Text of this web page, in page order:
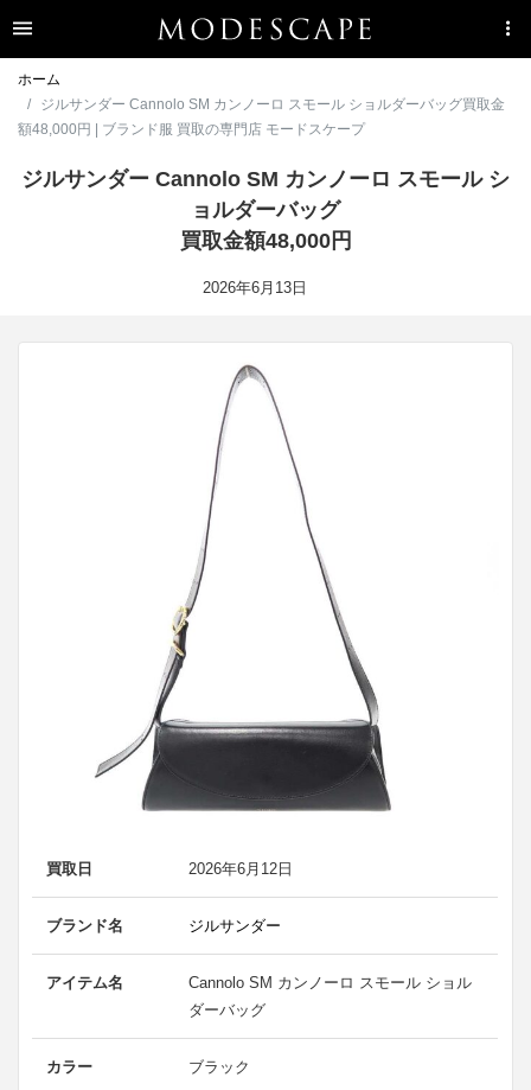
ホーム
ジルサンダー Cannolo SM カンノーロ スモール ショルダーバッグ買取金
額48,000円 | ブランド服 買取の専門店 モードスケープ
ジルサンダー Cannolo SM カンノーロ スモール シ
ョルダーバッグ
買取金額48,000円
2026年6月13日
買取日 2026年6月12日
ブランド名 ジルサンダー
アイテム名
Cannolo SM カンノーロ スモール ショル
ダーバッグ
カラー ブラック